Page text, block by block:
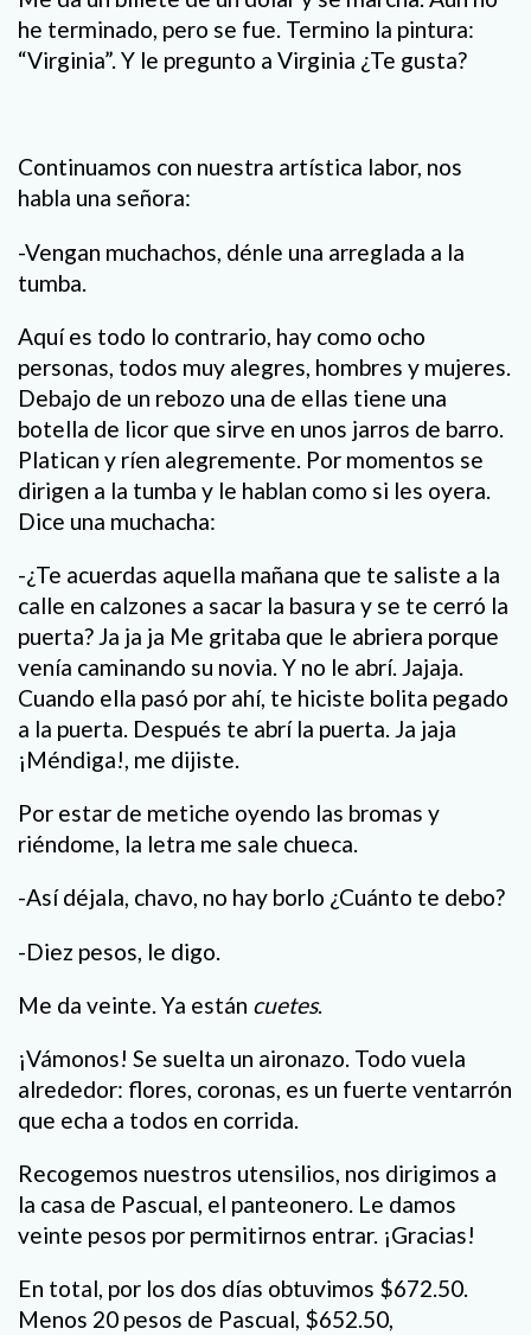
he terminado, pero se fue. Termino la pintura:
“Virginia”. Y le pregunto a Virginia ¿Te gusta?
Continuamos con nuestra artística labor, nos
habla una señora:
-Vengan muchachos, dénle una arreglada a la
tumba.
Aquí es todo lo contrario, hay como ocho
personas, todos muy alegres, hombres y mujeres.
Debajo de un rebozo una de ellas tiene una
botella de licor que sirve en unos jarros de barro.
Platican y ríen alegremente. Por momentos se
dirigen a la tumba y le hablan como si les oyera.
Dice una muchacha:
-¿Te acuerdas aquella mañana que te saliste a la
calle en calzones a sacar la basura y se te cerró la
puerta? Ja ja ja Me gritaba que le abriera porque
venía caminando su novia. Y no le abrí. Jajaja.
Cuando ella pasó por ahí, te hiciste bolita pegado
a la puerta. Después te abrí la puerta. Ja jaja
¡Méndiga!, me dijiste.
Por estar de metiche oyendo las bromas y
riéndome, la letra me sale chueca.
-Así déjala, chavo, no hay borlo ¿Cuánto te debo?
-Diez pesos, le digo.
Me da veinte. Ya están cuetes.
¡Vámonos! Se suelta un aironazo. Todo vuela
alrededor: flores, coronas, es un fuerte ventarrón
que echa a todos en corrida.
Recogemos nuestros utensilios, nos dirigimos a
la casa de Pascual, el panteonero. Le damos
veinte pesos por permitirnos entrar. ¡Gracias!
En total, por los dos días obtuvimos $672.50.
Menos 20 pesos de Pascual, $652.50,